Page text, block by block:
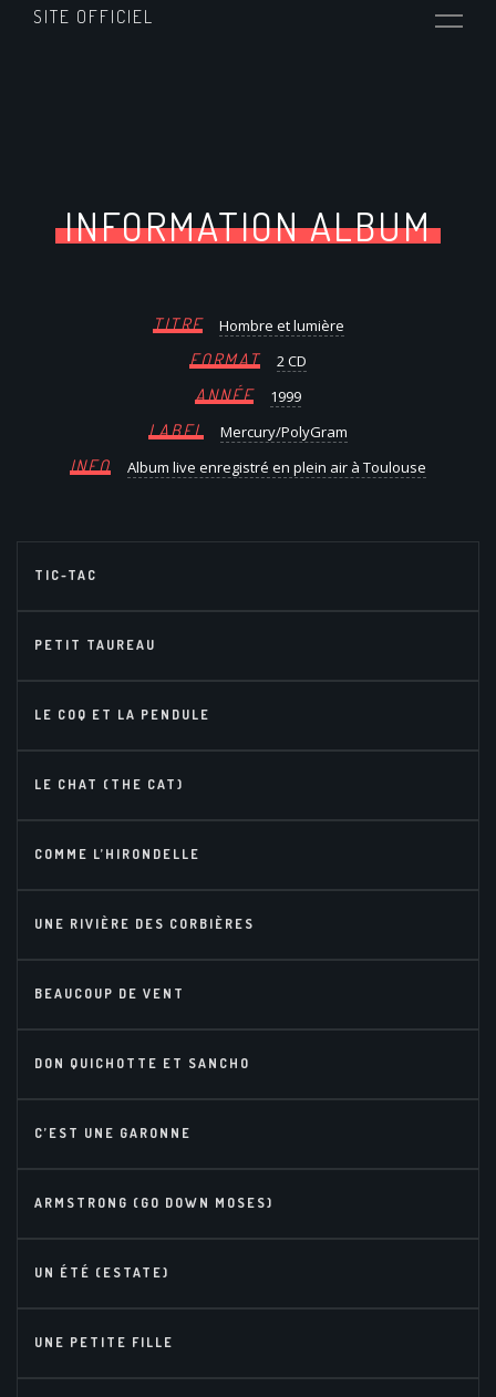
SITE OFFICIEL
INFORMATION ALBUM
TITRE Hombre et lumière
FORMAT 2 CD
ANNÉE 1999
LABEL Mercury/PolyGram
INFO Album live enregistré en plein air à Toulouse
TIC-TAC
PETIT TAUREAU
LE COQ ET LA PENDULE
LE CHAT (THE CAT)
COMME L’HIRONDELLE
UNE RIVIÈRE DES CORBIÈRES
BEAUCOUP DE VENT
DON QUICHOTTE ET SANCHO
C’EST UNE GARONNE
ARMSTRONG (GO DOWN MOSES)
UN ÉTÉ (ESTATE)
UNE PETITE FILLE